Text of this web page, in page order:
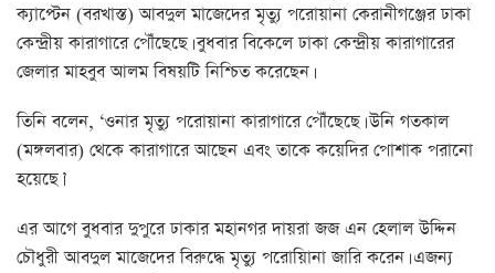
ক্যাপ্টেন (বরখাস্ত) আবদুল মাজেদের মৃত্যু পরোয়ানা কেরানীগঞ্জের ঢাকা
কেন্দ্রীয় কারাগারে পৌঁছেছে। বুধবার বিকেলে ঢাকা কেন্দ্রীয় কারাগারের
জেলার মাহবুব আলম বিষয়টি নিশ্চিত করেছেন।
তিনি বলেন, ‘ওনার মৃত্যু পরোয়ানা কারাগারে পৌঁছেছে। উনি গতকাল
(মঙ্গলবার) থেকে কারাগারে আছেন এবং তাকে কয়েদির পোশাক পরানো
হয়েছে।’
এর আগে বুধবার দুপুরে ঢাকার মহানগর দায়রা জজ এন হেলাল উদ্দিন
চৌধুরী আবদুল মাজেদের বিরুদ্ধে মৃত্যু পরোয়িানা জারি করেন। এজন্য